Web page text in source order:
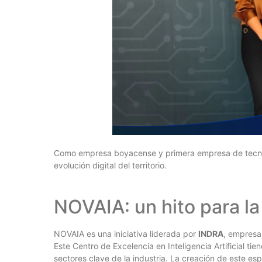
Como empresa boyacense y primera empresa de
evolución digital del territorio.
NOVAIA: un hito para
NOVAIA es una iniciativa liderada por INDRA,
Este Centro de Excelencia en Inteligencia Artificial
sectores clave de la industria. La creación de este